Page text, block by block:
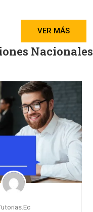
VER MÁS
Nacionales